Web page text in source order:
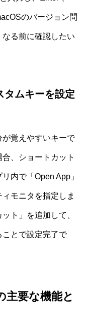
のバージョン問
る前に確認したい
タムキーを設定
覚えやすいキーで
、ショートカット
内で「Open App」
モニタを指定しま
ト」を追加して、
とで設定完了で
主要な機能と